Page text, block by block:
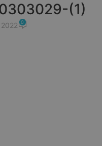
(1)
0